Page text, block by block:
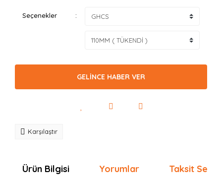
Seçenekler
GELİNCE HABER VER
Karşılaştır
Ürün Bilgisi Yorumlar Taksit